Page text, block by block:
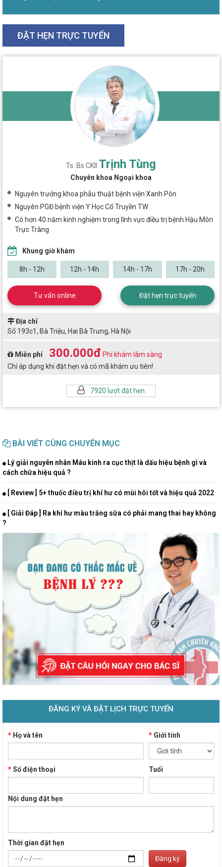
ĐẶT HẸN TRỰC TUYẾN
Ts. Bs CKII Trịnh Tùng
Chuyên khoa Ngoại khoa
Nguyên trưởng khoa phẫu thuật bệnh viện Xanh Pôn
Nguyên PGĐ bệnh viện Y Học Cổ Truyền TW
Có hơn 40 năm kinh nghiệm trong lĩnh vực điều trị bệnh Hậu Môn
Trực Tràng
7920 lượt đặt hẹn
Khung giờ khám
8h - 12h 12h - 14h 14h - 17h 17h - 20h
Tư vấn online Đặt hẹn trực tuyến
Địa chỉ
Số 193c1, Bà Triệu, Hai Bà Trưng, Hà Nội
Miễn phí 300.000đ Phí khám lâm sàng
Chỉ áp dụng khi đặt hẹn và có mã khám ưu tiên!
BÀI VIẾT CÙNG CHUYÊN MỤC
Lý giải nguyên nhân Máu kinh ra cục thịt là dấu hiệu bệnh gì và
cách chữa hiệu quả ?
[ Review ] 5+ thuốc điều trị khí hư có mùi hôi tốt và hiệu quả 2022
[ Giải Đáp ] Ra khí hư màu trắng sữa có phải mang thai hay không
?
ĐĂNG KÝ VÀ ĐẶT LỊCH TRỰC TUYẾN
* Họ và tên *Giới tính
*Số điện thoại Tuổi
Nội dung đặt hẹn
Thời gian đặt hẹn
Đăng ký